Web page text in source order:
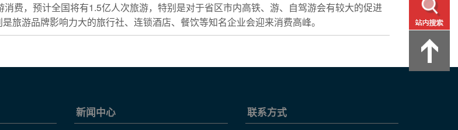
费，预计全国将有1.5亿人次旅游，特别是对于省区市内高铁、游、自驾游会有较大的促进
旅游品牌影响力大的旅行社、连锁酒店、餐饮等知名企业会迎来消费高峰。
新闻中心 联系方式